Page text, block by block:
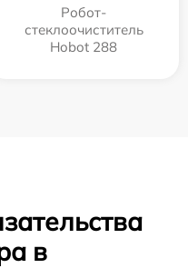
Робот-
стеклоочиститель
Hobot 288
в